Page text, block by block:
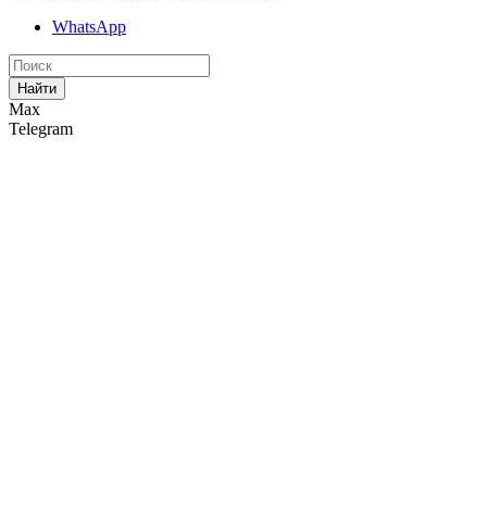
WhatsApp
Найти
Max
Telegram